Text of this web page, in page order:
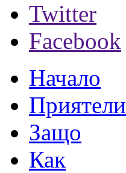
Twitter
Facebook
Начало
Приятели
Защо
Как